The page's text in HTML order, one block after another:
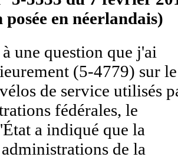
en néerlandais)
une question que j'ai
(5-4779) sur le
de service utilisés
fédérales, le
a indiqué que la
de la